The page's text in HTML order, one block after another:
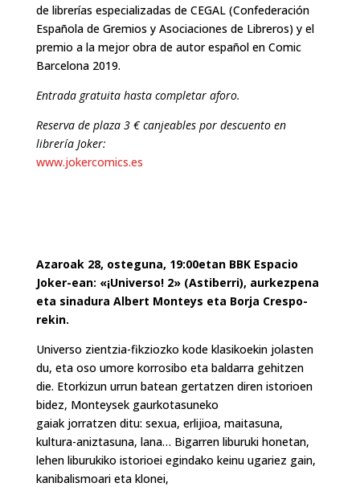
de librerías especializadas de CEGAL (Confederación
Española de Gremios y Asociaciones de Libreros) y el
premio a la mejor obra de autor español en Comic
Barcelona 2019.
Entrada gratuita hasta completar aforo.
Reserva de plaza 3 € canjeables por descuento en
librería Joker:
www.jokercomics.es
Azaroak 28, osteguna, 19:00etan BBK Espacio
Joker-ean: «¡Universo! 2» (Astiberri), aurkezpena
eta sinadura Albert Monteys eta Borja Crespo-
rekin.
Universo zientzia-fikziozko kode klasikoekin jolasten
du, eta oso umore korrosibo eta baldarra gehitzen
die. Etorkizun urrun batean gertatzen diren istorioen
bidez, Monteysek gaurkotasuneko
gaiak jorratzen ditu: sexua, erlijioa, maitasuna,
kultura-aniztasuna, lana… Bigarren liburuki honetan,
lehen liburukiko istorioei egindako keinu ugariez gain,
kanibalismoari eta klonei,